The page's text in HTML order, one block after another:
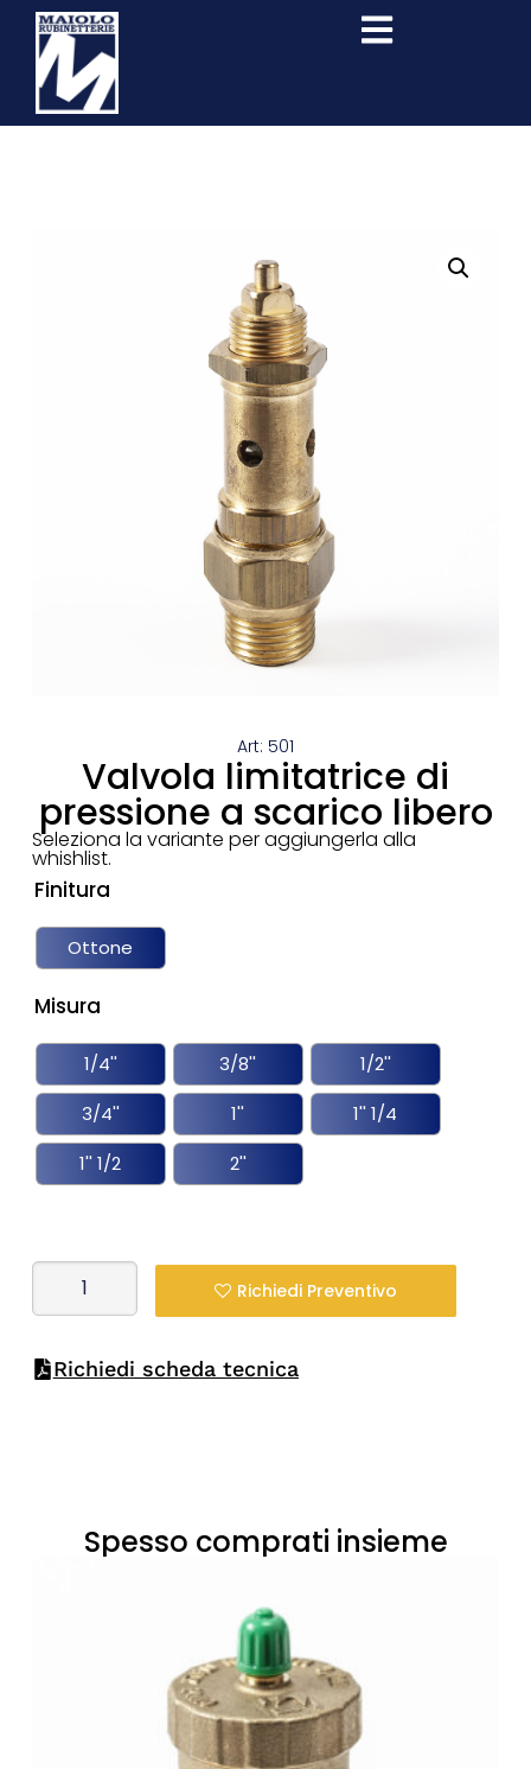
Art: 501
Valvola limitatrice di
pressione a scarico libero
Seleziona la variante per aggiungerla alla
whishlist.
Finitura
Ottone
Misura
1/4'' 3/8''
1/2''
3/4''
1''
1'' 1/4
1'' 1/2
2''
Richiedi Preventivo
Richiedi scheda tecnica
Spesso comprati insieme